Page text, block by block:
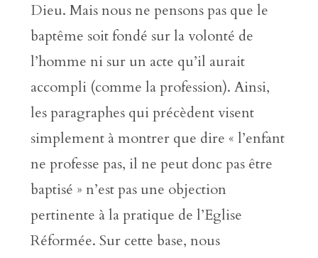
Dieu. Mais nous ne pensons pas que le
baptême soit fondé sur la volonté de
l’homme ni sur un acte qu’il aurait
accompli (comme la profession). Ainsi,
les paragraphes qui précèdent visent
simplement à montrer que dire « l’enfant
ne professe pas, il ne peut donc pas être
baptisé » n’est pas une objection
pertinente à la pratique de l’Eglise
Réformée. Sur cette base, nous